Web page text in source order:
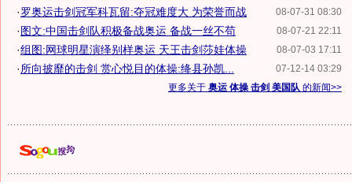
08-07-31 08:30
·罗奥运击剑冠军科瓦留:夺冠难度大 为荣誉而战
08-07-21 22:11
·图文:中国击剑队积极备战奥运 备战一丝不苟
08-07-03 17:11
·组图:网球明星演绎别样奥运 天王击剑莎娃体操
07-12-14 03:29
·所向披靡的击剑 赏心悦目的体操:绛县孙凯...
更多关于 奥运 体操 击剑 美国队 的新闻>>